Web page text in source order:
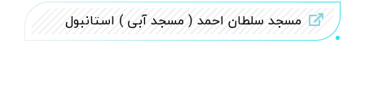
مسجد سلطان احمد ( مسجد آبی ) استانبول